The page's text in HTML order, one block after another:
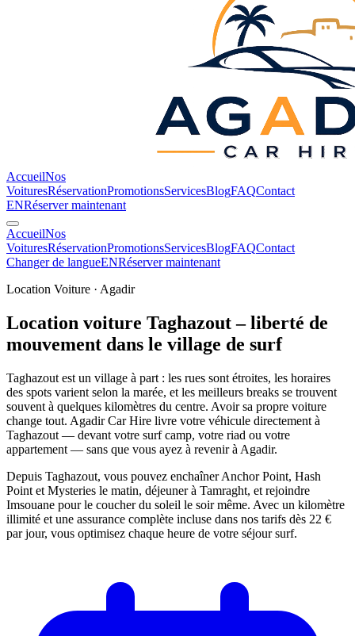
AccueilNos
VoituresRéservationPromotionsServicesBlogFAQContact
ENRéserver maintenant
AccueilNos
VoituresRéservationPromotionsServicesBlogFAQContact
Changer de langueENRéserver maintenant
Location Voiture · Agadir
Location voiture Taghazout – liberté de
mouvement dans le village de surf
Taghazout est un village à part : les rues sont étroites, les horaires
des spots varient selon la marée, et les meilleurs breaks se trouvent
souvent à quelques kilomètres du centre. Avoir sa propre voiture
change tout. Agadir Car Hire livre votre véhicule directement à
Taghazout — devant votre surf camp, votre riad ou votre
appartement — sans que vous ayez à revenir à Agadir.
Depuis Taghazout, vous pouvez enchaîner Anchor Point, Hash
Point et Mysteries le matin, déjeuner à Tamraght, et rejoindre
Imsouane pour le coucher du soleil le soir même. Avec un kilomètre
illimité et une assurance complète incluse dans nos tarifs dès 22 €
par jour, vous optimisez chaque heure de votre séjour surf.